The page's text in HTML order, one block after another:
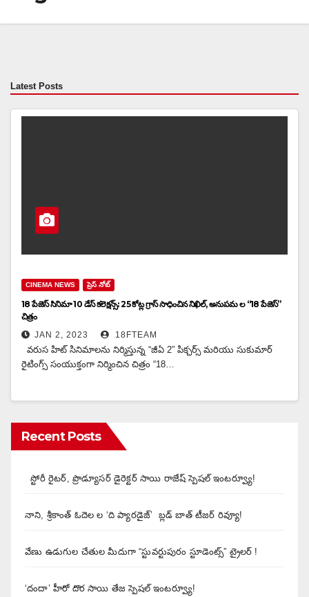
Latest Posts
CINEMA NEWS ప్రెస్ నోట్
18 పేజెస్ సినిమా 10 డేస్ కలెక్షన్స్: 25 కోట్ల గ్రాస్ సాధించిన నిఖిల్, అనుపమ ల “18 పేజెస్”
చిత్రం
JAN 2, 2023 18FTEAM
వరుస హిట్ సినిమాలను నిర్మిస్తున్న “జీఏ 2” పిక్చర్స్ మరియు సుకుమార్
రైటింగ్స్ సంయుక్తంగా నిర్మించిన చిత్రం “18…
Recent Posts
స్టోరీ రైటర్, ప్రొడ్యూసర్ డైరెక్టర్ సాయి రాజేష్ స్పెషల్ ఇంటర్వ్యూ!
నాని, శ్రీకాంత్ ఓదెల ల ‘ది ప్యారడైజ్’ బ్లడ్ బాత్ టీజర్ రివ్యూ!
వేణు ఉడుగుల చేతుల మీదుగా “స్టువర్టుపురం స్టూడెంట్స్” ట్రైలర్ !
‘దందా’ హీరో దొర సాయి తేజ స్పెషల్ ఇంటర్వ్యూ!